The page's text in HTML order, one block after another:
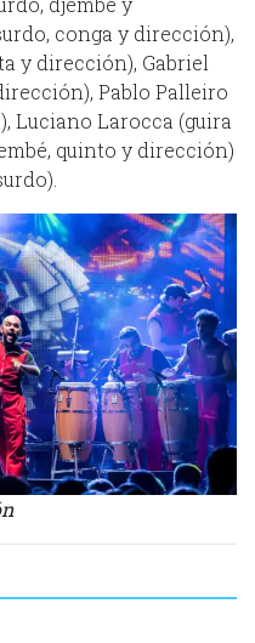
conga y dirección),
y dirección), Gabriel
Pablo Palleiro
Luciano Larocca (guira
quinto y dirección)